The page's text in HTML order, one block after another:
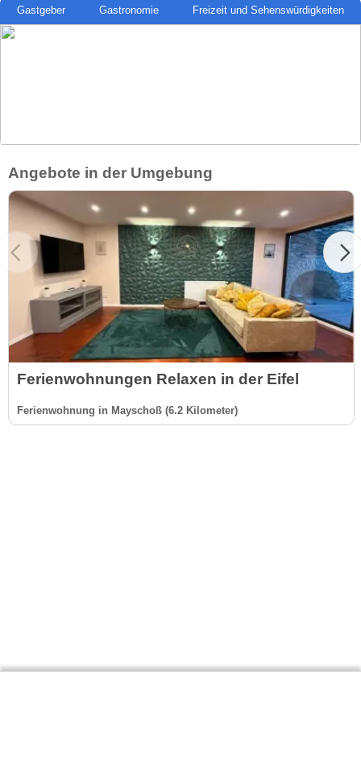
Gastgeber Gastronomie Freizeit und Sehenswürdigkeiten
Angebote in der Umgebung
Ferienwohnungen Relaxen in der Eifel
Ferienwohnung in Mayschoß (6.2 Kilometer)